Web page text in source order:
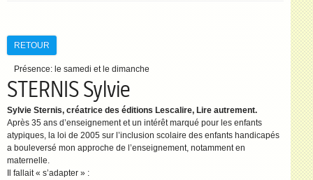
RETOUR
Présence: le samedi et le dimanche
STERNIS Sylvie
Sylvie Sternis, créatrice des éditions Lescalire, Lire autrement.
Après 35 ans d’enseignement et un intérêt marqué pour les enfants
atypiques, la loi de 2005 sur l’inclusion scolaire des enfants handicapés
a bouleversé mon approche de l’enseignement, notamment en
maternelle.
Il fallait « s’adapter » :